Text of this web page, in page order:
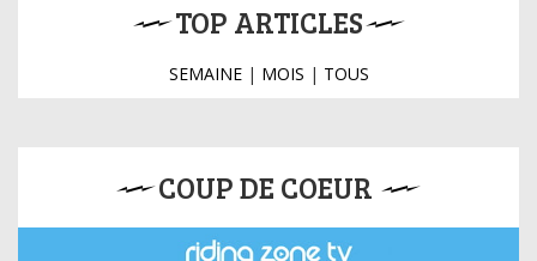
TOP ARTICLES
SEMAINE| MOIS | TOUS
COUP DE COEUR